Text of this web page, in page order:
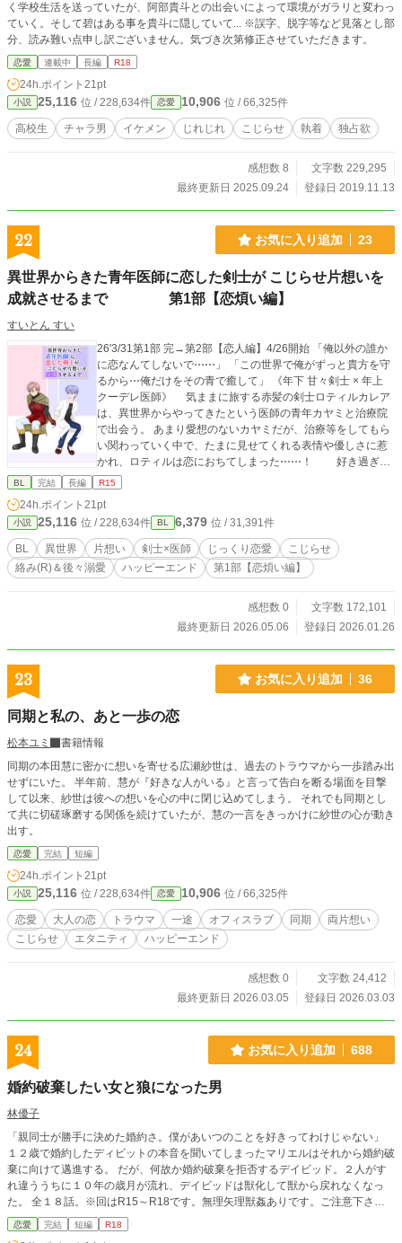
く学校生活を送っていたが、阿部貴斗との出会いによって環境がガラリと変わっ
ていく。そして碧はある事を貴斗に隠していて... ※誤字、脱字等など見落とし部
分、読み難い点申し訳ございません。気づき次第修正させていただきます。
恋愛 連載中 長編 R18
24h.ポイント 21pt
小説 25,116 位 / 228,634件 恋愛 10,906 位 / 66,325件
高校生 チャラ男 イケメン じれじれ こじらせ 執着 独占欲
感想数 8
文字数 229,295
最終更新日 2025.09.24
登録日 2019.11.13
22 お気に入り追加 23
異世界からきた青年医師に恋した剣士が こじらせ片想いを
成就させるまで 第1部【恋煩い編】
すいとん すい
26'3/31第1部 完→第2部【恋人編】4/26開始 「俺以外の誰か
に恋なんてしないで⋯⋯」 「この世界で俺がずっと貴方を守
るから⋯俺だけをその青で癒して」 《年下 甘々剣士 × 年上
クーデレ医師》 気ままに旅する赤髪の剣士ロティルカレア
は、異世界からやってきたという医師の青年カヤミと治療院
で出会う。 あまり愛想のないカヤミだが、治療等をしてもら
い関わっていく中で、たまに見せてくれる表情や優しさに惹
かれ、ロティルは恋におちてしまった⋯⋯！ 好き過ぎて
片想いを拗らせ 一喜一憂する日々。それでも２人の距離は少
ラブコメです。 ○じっくり恋愛中心(絡みアリ。表題※R付き)
○旅や剣や薬草、異種族等は出てきますが、日常メインで冒険
ファンタジーではないです。 魔王もいません⋯(敵対人間は有
り)
BL 完結 長編 R15
24h.ポイント 21pt
小説 25,116 位 / 228,634件 BL 6,379 位 / 31,391件
BL 異世界 片想い 剣士×医師 じっくり恋愛
こじらせ
絡み(R)＆後々溺愛
ハッピーエンド 第1部【恋煩い編】
感想数 0
文字数 172,101
最終更新日 2026.05.06
登録日 2026.01.26
23 お気に入り追加 36
同期と私の、あと一歩の恋
松本ユミ
書籍情報
同期の本田慧に密かに想いを寄せる広瀬紗世は、過去のトラウマから一歩踏み出
せずにいた。 半年前、慧が『好きな人がいる』と言って告白を断る場面を目撃
して以来、紗世は彼への想いを心の中に閉じ込めてしまう。 それでも同期とし
て共に切磋琢磨する関係を続けていたが、慧の一言をきっかけに紗世の心が動き
出す。
恋愛 完結 短編
24h.ポイント 21pt
小説 25,116 位 / 228,634件 恋愛 10,906 位 / 66,325件
恋愛 大人の恋 トラウマ 一途 オフィスラブ 同期
両片想い
こじらせ
エタニティ ハッピーエンド
感想数 0
文字数 24,412
最終更新日 2026.03.05
登録日 2026.03.03
24 お気に入り追加 688
婚約破棄したい女と狼になった男
林優子
「親同士が勝手に決めた婚約さ。僕があいつのことを好きってわけじゃない」
１２歳で婚約したディビットの本音を聞いてしまったマリエルはそれから婚約破
棄に向けて邁進する。 だが、何故か婚約破棄を拒否するデイビッド。２人がす
れ違ううちに１０年の歳月が流れ、デイビッドは獣化して獣から戻れなくなっ
た。 全１８話。※回はR15～R18です。無理矢理獣姦ありです。ご注意下さ
い。 ※他サイトにも掲載しております。
恋愛 完結 短編 R18